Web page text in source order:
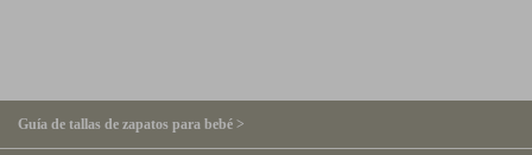
Guía de tallas de zapatos para bebé >